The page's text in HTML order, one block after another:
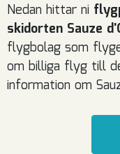
Nedan hittar ni
skidorten Sauze
flygbolag som
om billiga flyg till
information om